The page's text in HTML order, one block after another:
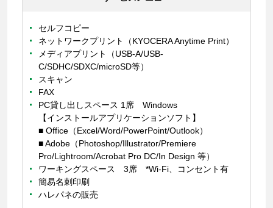
セルフコピー
ネットワークプリント（KYOCERA Anytime Print）
メディアプリント（USB-A/USB-
C/SDHC/SDXC/microSD等）
スキャン
FAX
PC貸し出しスペース 1席 Windows
【インストールアプリケーションソフト】
■ Office（Excel/Word/PowerPoint/Outlook）
■ Adobe（Photoshop/Illustrator/Premiere
Pro/Lightroom/Acrobat Pro DC/In Design 等）
ワーキングスペース 3席 *Wi-Fi、コンセント有
簡易名刺印刷
ハレパネの販売